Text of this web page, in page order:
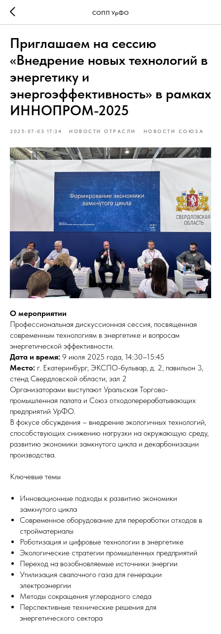
СОПП УрФО
Приглашаем на сессию
«Внедрение новых технологий в
энергетику и
энергоэффективность» в рамках
ИННОПРОМ-2025
2025-07-03 17:34 НОВОСТИ ОТРАСЛИ НОВОСТИ СОЮЗА
О мероприятии
Профессиональная дискуссионная сессия, посвященная
современным технологиям в энергетике и вопросам
энергетической эффективности.
Дата и время: 9 июля 2025 года, 14:30–15:45
Место: г. Екатеринбург, ЭКСПО-бульвар, д. 2, павильон 3,
стенд Свердловской области, зал 2
Организаторами выступают Уральская Торгово-
промышленная палата и Союз отходоперерабатывающих
предприятий УрФО.
В фокусе обсуждения – внедрение экологичных технологий,
способствующих снижению нагрузки на окружающую среду,
развитию экономики замкнутого цикла и декарбонизации
производства.
Ключевые темы
Инновационные подходы к развитию экономики
замкнутого цикла
Современное оборудование для переработки отходов в
стройматериалы
Роботизация и цифровые технологии в энергетике
Экологические стратегии промышленных предприятий
Переход на возобновляемые источники энергии
Утилизация свалочного газа для генерации
электроэнергии
Методы сокращения углеродного следа
Перспективные технические решения для
энергетического сектора